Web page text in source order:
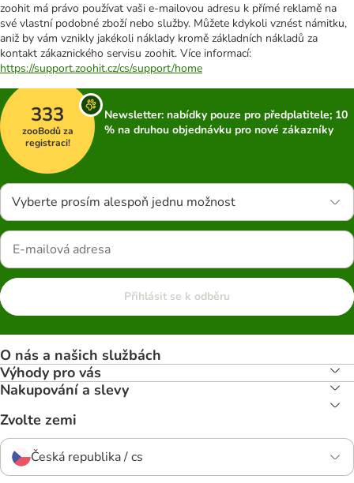
zoohit má právo používat vaši e-mailovou adresu k přímé reklamě na
své vlastní podobné zboží nebo služby. Můžete kdykoli vznést námitku,
aniž by vám vznikly jakékoli náklady kromě základních nákladů za
kontakt zákaznického servisu zoohit. Více informací:
https://support.zoohit.cz/cs/support/home
333
zooBodů za
registraci!
Newsletter: nabídky pouze pro předplatitele; 10
% na druhou objednávku pro nové zákazníky
Vyberte prosím alespoň jednu možnost
Přihlásit se k odběru
O nás a našich službách
Výhody pro vás
Nakupování a slevy
Zvolte zemi
Česká republika / cs